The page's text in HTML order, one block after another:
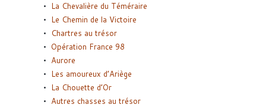
La Chevalière du Téméraire
Le Chemin de la Victoire
Chartres au trésor
Opération France 98
Aurore
Les amoureux d’Ariège
La Chouette d’Or
Autres chasses au trésor